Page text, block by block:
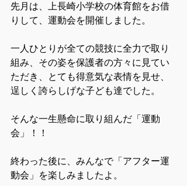
先月は、上長崎小学校の体育館をお借
りして、運動会を開催しました。
一人ひとりが全ての競技に全力で取り
組み、その姿を保護者の方々に見てい
ただき、とても得意気な表情を見せ、
逞しく誇らしげな子ども達でした。
そんな一生懸命に取り組んだ「運動
会」！！
終わった後に、みんなで「アフター運
動会」を楽しみましたよ。